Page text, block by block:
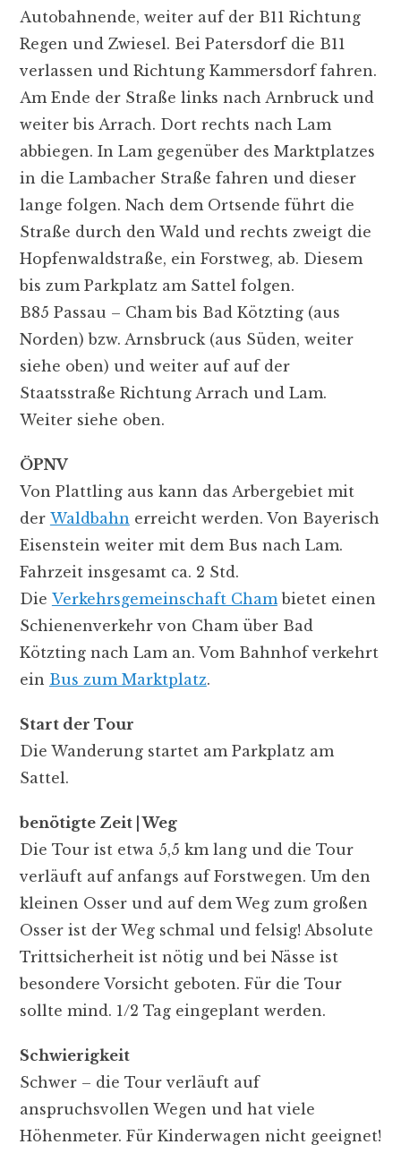
Autobahnende, weiter auf der B11 Richtung
Regen und Zwiesel. Bei Patersdorf die B11
verlassen und Richtung Kammersdorf fahren.
Am Ende der Straße links nach Arnbruck und
weiter bis Arrach. Dort rechts nach Lam
abbiegen. In Lam gegenüber des Marktplatzes
in die Lambacher Straße fahren und dieser
lange folgen. Nach dem Ortsende führt die
Straße durch den Wald und rechts zweigt die
Hopfenwaldstraße, ein Forstweg, ab. Diesem
bis zum Parkplatz am Sattel folgen.
B85 Passau – Cham bis Bad Kötzting (aus
Norden) bzw. Arnsbruck (aus Süden, weiter
siehe oben) und weiter auf auf der
Staatsstraße Richtung Arrach und Lam.
Weiter siehe oben.
ÖPNV
Von Plattling aus kann das Arbergebiet mit
der Waldbahn erreicht werden. Von Bayerisch
Eisenstein weiter mit dem Bus nach Lam.
Fahrzeit insgesamt ca. 2 Std.
Die Verkehrsgemeinschaft Cham bietet einen
Schienenverkehr von Cham über Bad
Kötzting nach Lam an. Vom Bahnhof verkehrt
ein Bus zum Marktplatz.
Start der Tour
Die Wanderung startet am Parkplatz am
Sattel.
benötigte Zeit | Weg
Die Tour ist etwa 5,5 km lang und die Tour
verläuft auf anfangs auf Forstwegen. Um den
kleinen Osser und auf dem Weg zum großen
Osser ist der Weg schmal und felsig! Absolute
Trittsicherheit ist nötig und bei Nässe ist
besondere Vorsicht geboten. Für die Tour
sollte mind. 1/2 Tag eingeplant werden.
Schwierigkeit
Schwer – die Tour verläuft auf
anspruchsvollen Wegen und hat viele
Höhenmeter. Für Kinderwagen nicht geeignet!